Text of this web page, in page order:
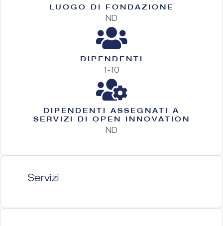
LUOGO DI FONDAZIONE
ND
DIPENDENTI
1-10
DIPENDENTI ASSEGNATI A
SERVIZI DI OPEN INNOVATION
ND
Servizi